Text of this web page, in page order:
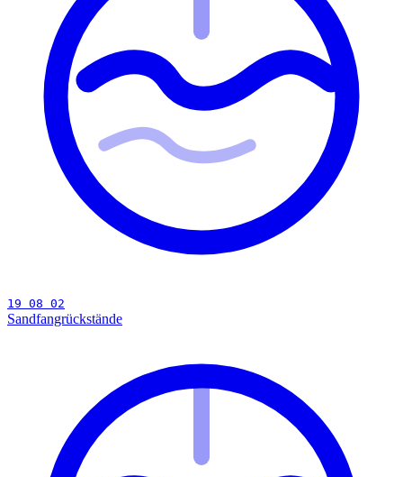
19 08 02
Sandfangrückstände